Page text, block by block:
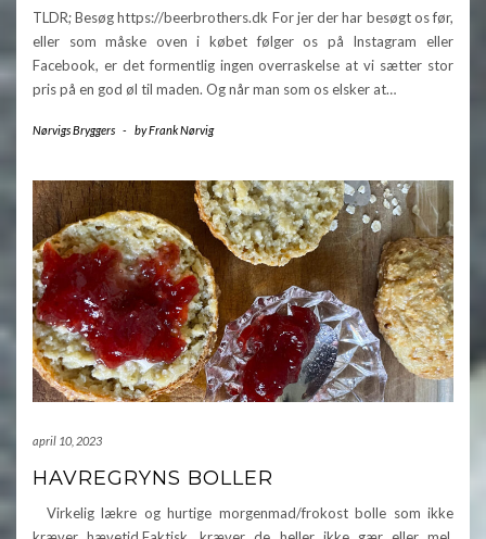
TLDR; Besøg https://beerbrothers.dk For jer der har besøgt os før,
eller som måske oven i købet følger os på Instagram eller
Facebook, er det formentlig ingen overraskelse at vi sætter stor
pris på en god øl til maden. Og når man som os elsker at…
Nørvigs Bryggers - byFrank Nørvig
april 10, 2023
HAVREGRYNS BOLLER
Virkelig lækre og hurtige morgenmad/frokost bolle som ikke